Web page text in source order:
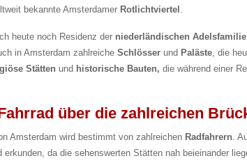
bekannte Amsterdamer Rotlichtviertel .
heute noch Residenz der niederländischen Adelsfamilie
in Amsterdam zahlreiche Schlösser und Paläste, die
Stätten und historische Bauten, die während einer
über die zahlreichen
Amsterdam wird bestimmt von zahlreichen Radfahrern.
erkunden, da die sehenswerten Stätten nah beieinander